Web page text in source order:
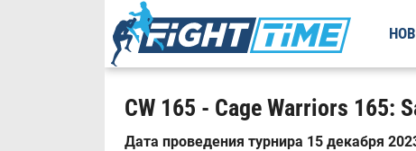
CW 165 - Cage Warriors 165:
Дата проведения турнира 15 декабря